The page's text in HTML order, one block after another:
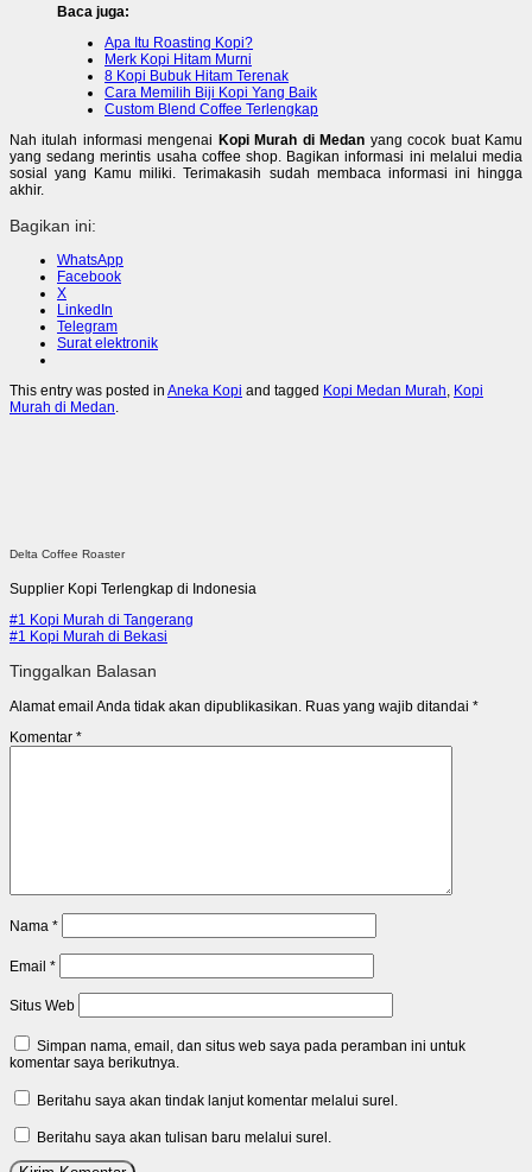
Baca juga:
Apa Itu Roasting Kopi?
Merk Kopi Hitam Murni
8 Kopi Bubuk Hitam Terenak
Cara Memilih Biji Kopi Yang Baik
Custom Blend Coffee Terlengkap
Nah itulah informasi mengenai Kopi Murah di Medan yang cocok buat Kamu
yang sedang merintis usaha coffee shop. Bagikan informasi ini melalui media
sosial yang Kamu miliki. Terimakasih sudah membaca informasi ini hingga
akhir.
Bagikan ini:
WhatsApp
Facebook
X
LinkedIn
Telegram
Surat elektronik
This entry was posted in Aneka Kopi and tagged Kopi Medan Murah, Kopi
Murah di Medan.
Delta Coffee Roaster
Supplier Kopi Terlengkap di Indonesia
#1 Kopi Murah di Tangerang
#1 Kopi Murah di Bekasi
Tinggalkan Balasan
Alamat email Anda tidak akan dipublikasikan. Ruas yang wajib ditandai *
Komentar *
Nama *
Email *
Situs Web
Simpan nama, email, dan situs web saya pada peramban ini untuk
komentar saya berikutnya.
Beritahu saya akan tindak lanjut komentar melalui surel.
Beritahu saya akan tulisan baru melalui surel.